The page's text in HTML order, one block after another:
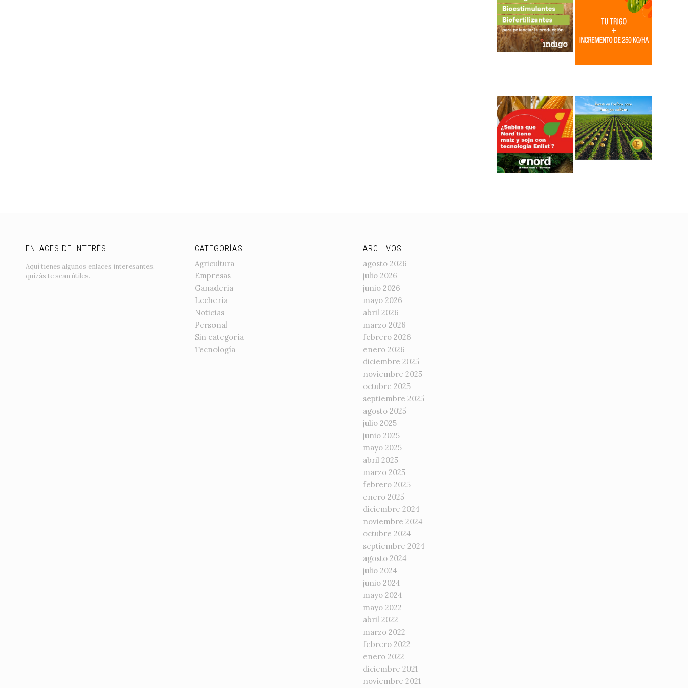
ENLACES DE INTERÉS
Aquí tienes algunos enlaces interesantes,
quizás te sean útiles.
CATEGORÍAS
Agricultura
Empresas
Ganadería
Lechería
Noticias
Personal
Sin categoría
Tecnología
ARCHIVOS
agosto 2026
julio 2026
junio 2026
mayo 2026
abril 2026
marzo 2026
febrero 2026
enero 2026
diciembre 2025
noviembre 2025
octubre 2025
septiembre 2025
agosto 2025
julio 2025
junio 2025
mayo 2025
abril 2025
marzo 2025
febrero 2025
enero 2025
diciembre 2024
noviembre 2024
octubre 2024
septiembre 2024
agosto 2024
julio 2024
junio 2024
mayo 2024
mayo 2022
abril 2022
marzo 2022
febrero 2022
enero 2022
diciembre 2021
noviembre 2021